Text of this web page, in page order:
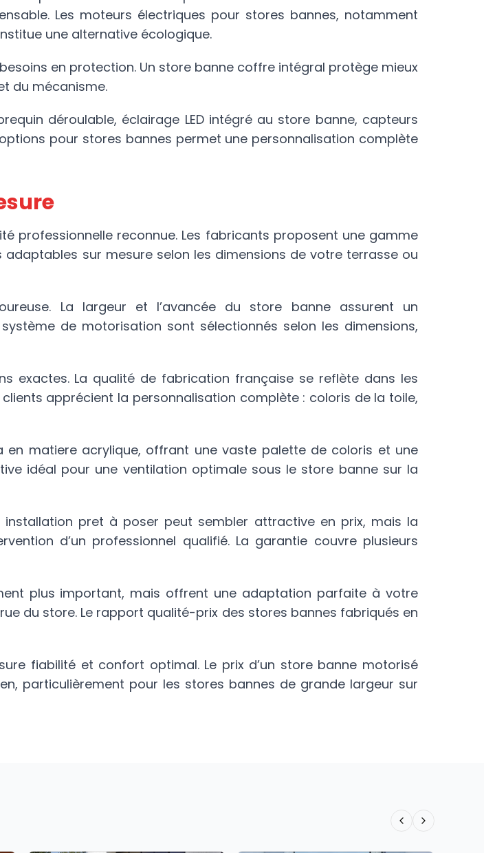
Les moteurs électriques pour stores bannes, notamment
une alternative écologique.
en protection. Un store banne coffre intégral protège mieux
du mécanisme.
déroulable, éclairage LED intégré au store banne, capteurs
pour stores bannes permet une personnalisation complète
professionnelle reconnue. Les fabricants proposent une gamme
sur mesure selon les dimensions de votre terrasse ou
La largeur et l’avancée du store banne assurent un
de motorisation sont sélectionnés selon les dimensions,
exactes. La qualité de fabrication française se reflète dans les
apprécient la personnalisation complète : coloris de la toile,
en matiere acrylique, offrant une vaste palette de coloris et une
idéal pour une ventilation optimale sous le store banne sur la
installation pret à poser peut sembler attractive en prix, mais la
d’un professionnel qualifié. La garantie couvre plusieurs
plus important, mais offrent une adaptation parfaite à votre
du store. Le rapport qualité-prix des stores bannes fabriqués en
fiabilité et confort optimal. Le prix d’un store banne motorisé
particulièrement pour les stores bannes de grande largeur sur
Previous slide
Next slide